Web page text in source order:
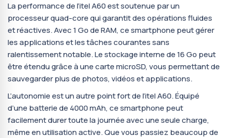
La performance de l’itel A60 est soutenue par un
processeur quad-core qui garantit des opérations fluides
et réactives. Avec 1 Go de RAM, ce smartphone peut gérer
les applications et les tâches courantes sans
ralentissement notable. Le stockage interne de 16 Go peut
être étendu grâce à une carte microSD, vous permettant de
sauvegarder plus de photos, vidéos et applications.
L’autonomie est un autre point fort de l’itel A60. Équipé
d’une batterie de 4000 mAh, ce smartphone peut
facilement durer toute la journée avec une seule charge,
même en utilisation active. Que vous passiez beaucoup de